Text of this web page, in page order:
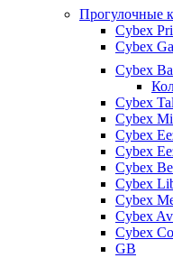
Прогулочные
Cybex
Cybex
Cybex
Cybex
Cybex
Cybex
Cybex
Cybex
Cybex
Cybex
Cybex
Cybex
GB